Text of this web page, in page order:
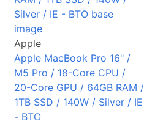
Apple
Apple MacBook Pro 16" /
M5 Pro / 18-Core CPU /
20-Core GPU / 64GB RAM /
1TB SSD / 140W / Silver / IE
- BTO